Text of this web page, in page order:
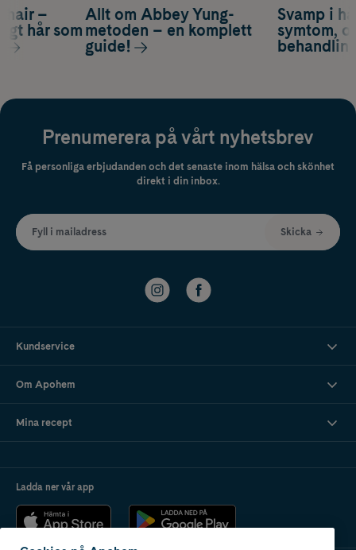
Svamp i
symtom,
hair –
hår som
Allt om Abbey Yung-
metoden – en komplett
guide!
Prenumerera på vårt nyhetsbrev
Få personliga erbjudanden och det senaste inom hälsa och skönhet
direkt i din inbox.
Fyll i mailadress Skicka
Kundservice
Om Apohem
Mina recept
Ladda ner vår app